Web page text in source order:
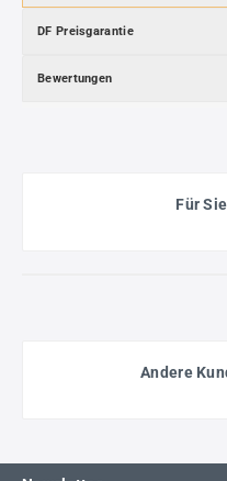
DF Preisgarantie
Bewertungen
Für
Andere